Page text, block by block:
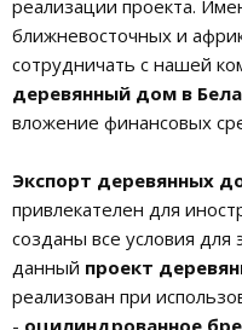
реализации проекта.
ближневосточных и
сотрудничать с нашей
деревянный дом в
вложение финансовых
Экспорт деревянных
привлекателен для
созданы все условия для
данный проект
реализован при
- оцилиндрованное